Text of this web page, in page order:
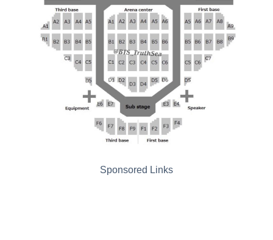
Sponsored Links